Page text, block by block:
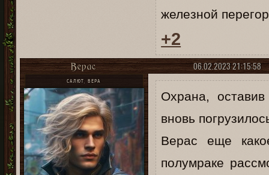
железной
+2
06.02.2023 21:15:58
Верас
САЛЮТ, ВЕРА
Охрана,
вновь
Верас еще
полумраке